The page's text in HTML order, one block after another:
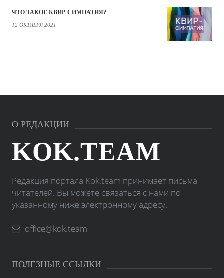
ЧТО ТАКОЕ КВИР-СИМПАТИЯ?
12 ОКТЯБРЯ 2021
О РЕДАКЦИИ
KOK.TEAM
Редакция портала Kok.team принимает письма
читателей. Вы можете связаться с нами по
указанному ниже электронному адресу.
office@kok.team
ПОЛЕЗНЫЕ ССЫЛКИ